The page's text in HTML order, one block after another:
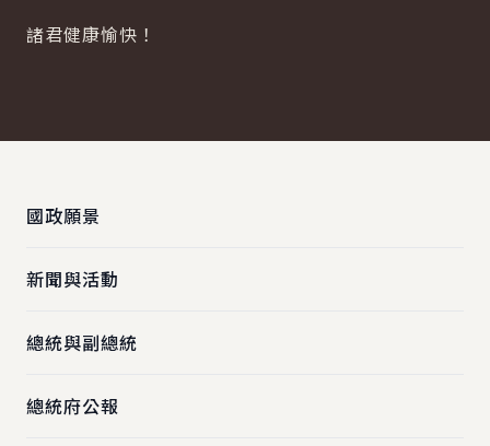
諸君健康愉快！
國政願景
新聞與活動
總統與副總統
總統府公報